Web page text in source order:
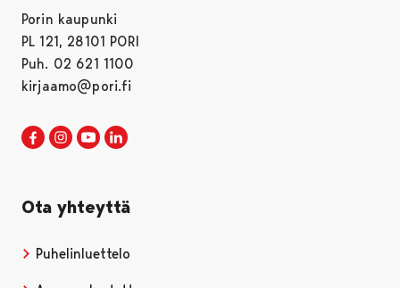
Porin kaupunki
PL 121, 28101 PORI
Puh. 02 621 1100
kirjaamo@pori.fi
Porin kaupunki Facebookissa
Avautuu uudessa välilehdessä
Porin kaupunki Instagramissa
Avautuu uudessa välilehdessä
Porin kaupunki Youtubessa
Avautuu uudessa välilehdessä
Ota yhteyttä
Puhelinluettelo